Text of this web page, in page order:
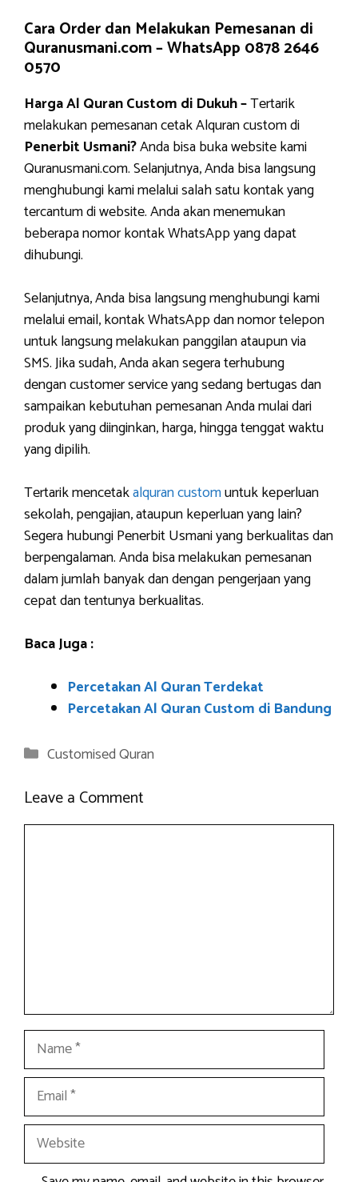
Cara Order dan Melakukan Pemesanan di
Quranusmani.com –WhatsApp 0878 2646
0570
Harga Al Quran Custom di Dukuh –Tertarik
melakukan pemesanan cetak Alquran custom di
Penerbit Usmani?Anda bisa buka website kami
Quranusmani.com. Selanjutnya, Anda bisa langsung
menghubungi kami melalui salah satu kontak yang
tercantum di website. Anda akan menemukan
beberapa nomor kontak WhatsApp yang dapat
dihubungi.
Selanjutnya, Anda bisa langsung menghubungi kami
melalui email, kontak WhatsApp dan nomor telepon
untuk langsung melakukan panggilan ataupun via
SMS. Jika sudah, Anda akan segera terhubung
dengan customer service yang sedang bertugas dan
sampaikan kebutuhan pemesanan Anda mulai dari
produk yang diinginkan, harga, hingga tenggat waktu
yang dipilih.
Tertarik mencetakalquran customuntuk keperluan
sekolah, pengajian, ataupun keperluan yang lain?
Segera hubungi Penerbit Usmani yang berkualitas dan
berpengalaman. Anda bisa melakukan pemesanan
dalam jumlah banyak dan dengan pengerjaan yang
cepat dan tentunya berkualitas.
Baca Juga :
Percetakan Al Quran Terdekat
Percetakan Al Quran Custom di Bandung
Categories
Customised Quran
Leave a Comment
Name
Email
Website